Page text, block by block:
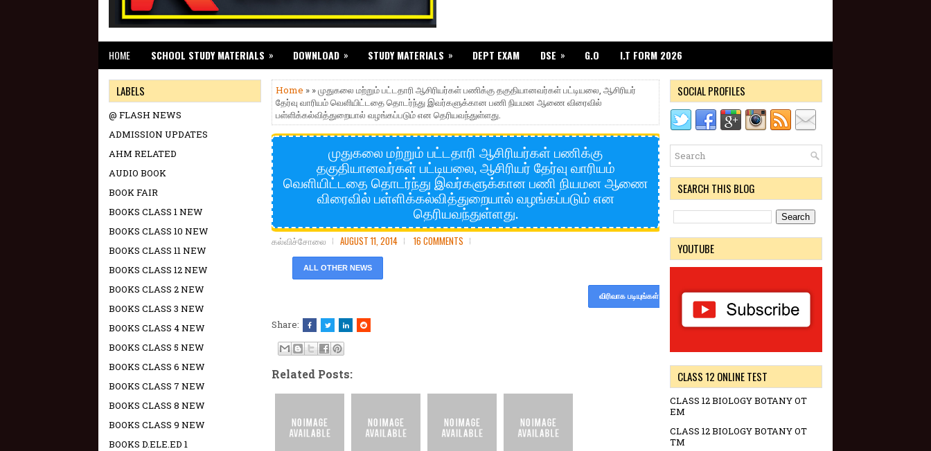
HOME SCHOOL STUDY MATERIALS » DOWNLOAD » STUDY MATERIALS » DEPT EXAM DSE » G.O I.T FORM 2026
Home » » முதுகலை மற்றும் பட்டதாரி ஆசிரியர்கள் பணிக்கு தகுதியானவர்கள் பட்டியலை, ஆசிரியர்
தேர்வு வாரியம் வெளியிட்டதை தொடர்ந்து இவர்களுக்கான பணி நியமன ஆணை விரைவில்
பள்ளிக்கல்வித்துறையால் வழங்கப்படும் என தெரியவந்துள்ளது.
முதுகலை மற்றும் பட்டதாரி ஆசிரியர்கள் பணிக்கு
தகுதியானவர்கள் பட்டியலை, ஆசிரியர் தேர்வு வாரியம்
வெளியிட்டதை தொடர்ந்து இவர்களுக்கான பணி நியமன ஆணை
விரைவில் பள்ளிக்கல்வித்துறையால் வழங்கப்படும் என
தெரியவந்துள்ளது.
கல்விச்சோலை AUGUST 11, 2014 16 COMMENTS
ALL OTHER NEWS
விரிவாக படியுங்கள்
Share:
Related Posts:
LABELS
@ FLASH NEWS
ADMISSION UPDATES
AHM RELATED
AUDIO BOOK
BOOK FAIR
BOOKS CLASS 1 NEW
BOOKS CLASS 10 NEW
BOOKS CLASS 11 NEW
BOOKS CLASS 12 NEW
BOOKS CLASS 2 NEW
BOOKS CLASS 3 NEW
BOOKS CLASS 4 NEW
BOOKS CLASS 5 NEW
BOOKS CLASS 6 NEW
BOOKS CLASS 7 NEW
BOOKS CLASS 8 NEW
BOOKS CLASS 9 NEW
BOOKS D.ELE.ED 1
SOCIAL PROFILES
SEARCH THIS BLOG
YOUTUBE
CLASS 12 ONLINE TEST
CLASS 12 BIOLOGY BOTANY OT
EM
CLASS 12 BIOLOGY BOTANY OT
TM